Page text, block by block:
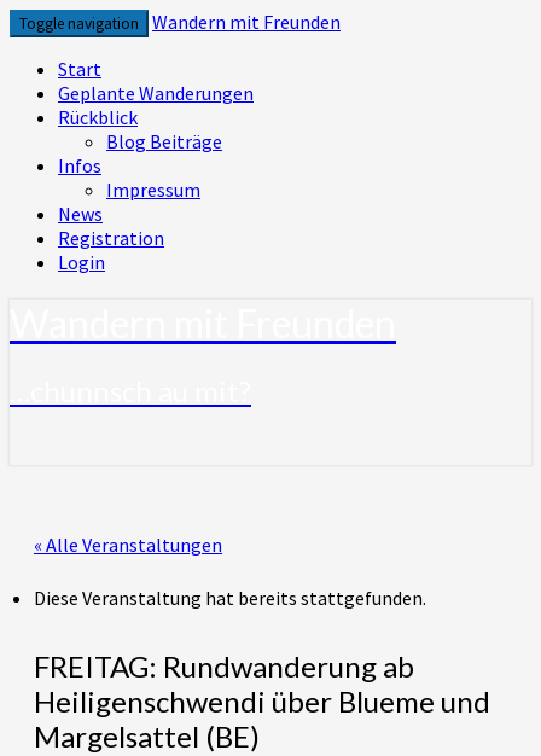
Skip
to
content
Toggle navigation
Wandern mit Freunden
Start
Geplante Wanderungen
Rückblick
Blog Beiträge
Infos
Impressum
News
Registration
Login
« Alle Veranstaltungen
Diese Veranstaltung hat bereits stattgefunden.
FREITAG: Rundwanderung ab
Heiligenschwendi über Blueme und
Margelsattel (BE)